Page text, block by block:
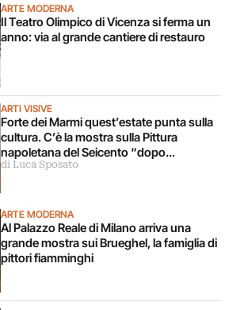
ARTE MODERNA
Il Teatro Olimpico di Vicenza si ferma un
anno: via al grande cantiere di restauro
ARTI VISIVE
Forte dei Marmi quest’estate punta sulla
cultura. C’è la mostra sulla Pittura
napoletana del Seicento “dopo
Caravaggio”
di Luca Sposato
ARTE MODERNA
Al Palazzo Reale di Milano arriva una
grande mostra sui Brueghel, la famiglia di
pittori fiamminghi